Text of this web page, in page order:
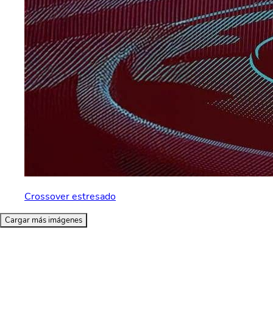
Crossover estresado
Cargar más imágenes